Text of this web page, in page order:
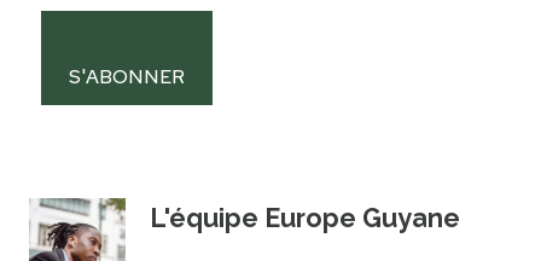
S'ABONNER
L'équipe Europe Guyane